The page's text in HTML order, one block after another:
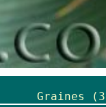
Graines